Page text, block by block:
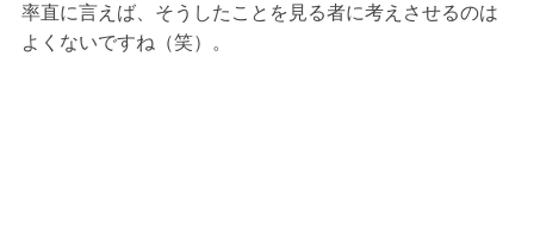
率直に言えば、そうしたことを見る者に考えさせるのは
よくないですね（笑）。